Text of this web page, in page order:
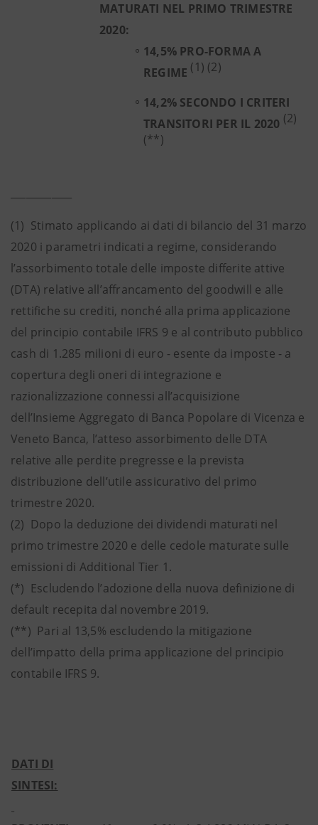
MATURATI NEL PRIMO TRIMESTRE
2020:
14,5% PRO-FORMA A
REGIME (1) (2)
14,2% SECONDO I CRITERI
TRANSITORI PER IL 2020 (2)
(**)
(1) Stimato applicando ai dati di bilancio del 31 marzo
2020 i parametri indicati a regime, considerando
l’assorbimento totale delle imposte differite attive
(DTA) relative all’affrancamento del goodwill e alle
rettifiche su crediti, nonché alla prima applicazione
del principio contabile IFRS 9 e al contributo pubblico
cash di 1.285 milioni di euro - esente da imposte - a
copertura degli oneri di integrazione e
razionalizzazione connessi all’acquisizione
dell’Insieme Aggregato di Banca Popolare di Vicenza e
Veneto Banca, l’atteso assorbimento delle DTA
relative alle perdite pregresse e la prevista
distribuzione dell’utile assicurativo del primo
trimestre 2020.
(2) Dopo la deduzione dei dividendi maturati nel
primo trimestre 2020 e delle cedole maturate sulle
emissioni di Additional Tier 1.
(*) Escludendo l’adozione della nuova definizione di
default recepita dal novembre 2019.
(**) Pari al 13,5% escludendo la mitigazione
dell’impatto della prima applicazione del principio
contabile IFRS 9.
DATI DI
SINTESI: